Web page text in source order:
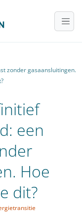
zonder gasaansluitingen.
een
Hoe
dit?